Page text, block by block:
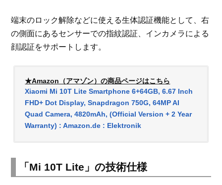
端末のロック解除などに使える生体認証機能として、右
の側面にあるセンサーでの指紋認証、インカメラによる
顔認証をサポートします。
★Amazon（アマゾン）の商品ページはこちら
Xiaomi Mi 10T Lite Smartphone 6+64GB, 6.67 Inch
FHD+ Dot Display, Snapdragon 750G, 64MP AI
Quad Camera, 4820mAh, (Official Version + 2 Year
Warranty) : Amazon.de : Elektronik
「Mi 10T Lite」の技術仕様